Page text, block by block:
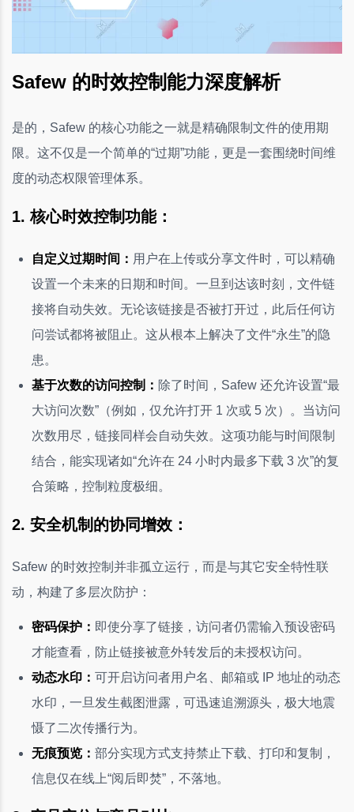
Safew 的时效控制能力深度解析
是的，Safew 的核心功能之一就是精确限制文件的使用期
限。这不仅是一个简单的“过期”功能，更是一套围绕时间维
度的动态权限管理体系。
1. 核心时效控制功能：
自定义过期时间： 用户在上传或分享文件时，可以精确
设置一个未来的日期和时间。一旦到达该时刻，文件链
接将自动失效。无论该链接是否被打开过，此后任何访
问尝试都将被阻止。这从根本上解决了文件“永生”的隐
患。
基于次数的访问控制： 除了时间，Safew 还允许设置“最
大访问次数”（例如，仅允许打开 1 次或 5 次）。当访问
次数用尽，链接同样会自动失效。这项功能与时间限制
结合，能实现诸如“允许在 24 小时内最多下载 3 次”的复
合策略，控制粒度极细。
2. 安全机制的协同增效：
Safew 的时效控制并非孤立运行，而是与其它安全特性联
动，构建了多层次防护：
密码保护： 即使分享了链接，访问者仍需输入预设密码
才能查看，防止链接被意外转发后的未授权访问。
动态水印： 可开启访问者用户名、邮箱或 IP 地址的动态
水印，一旦发生截图泄露，可迅速追溯源头，极大地震
慑了二次传播行为。
无痕预览： 部分实现方式支持禁止下载、打印和复制，
信息仅在线上“阅后即焚”，不落地。